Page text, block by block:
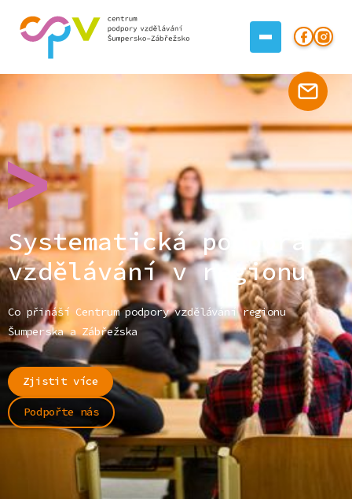
Systematická podpora
vzdělávání v regionu
Co přináší Centrum podpory vzdělávání regionu
Šumperska a Zábřežska
Zjistit více
Podpořte nás